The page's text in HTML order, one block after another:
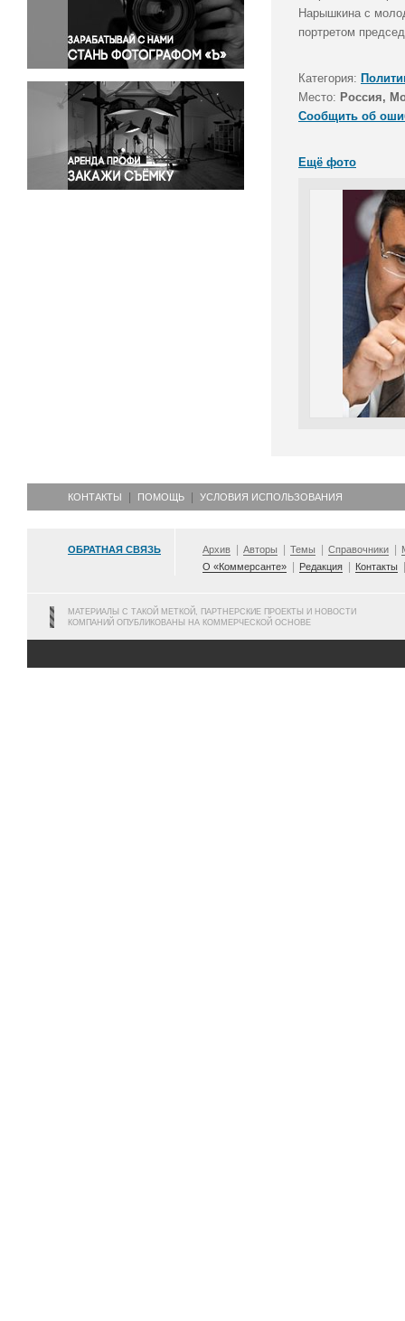
Правосудие
Происшествия и конфликты
Религия
Светская жизнь
Спорт
Экология
Экономика и бизнес
Нарышкина с
портретом
Категория:
Место: Россия,
Сообщить об
Ещё фото
КОНТАКТЫ ПОМОЩЬ УСЛОВИЯ ИСПОЛЬЗОВАНИЯ
ОБРАТНАЯ СВЯЗЬ Архив Авторы Темы Справочники
О «Коммерсанте»
Редакция Контакты
МАТЕРИАЛЫ С ТАКОЙ МЕТКОЙ, ПАРТНЕРСКИЕ ПРОЕКТЫ И НОВОСТИ
КОМПАНИЙ ОПУБЛИКОВАНЫ НА КОММЕРЧЕСКОЙ ОСНОВЕ